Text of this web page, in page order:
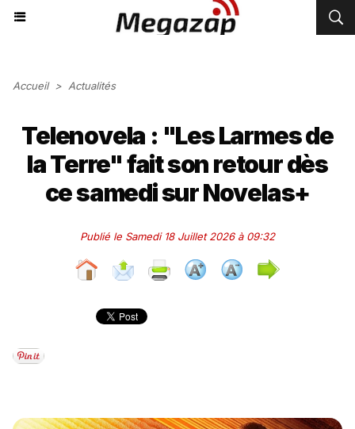
Accueil > Actualités
Telenovela : "Les Larmes de
la Terre" fait son retour dès
ce samedi sur Novelas+
Publié le Samedi 18 Juillet 2026 à 09:32